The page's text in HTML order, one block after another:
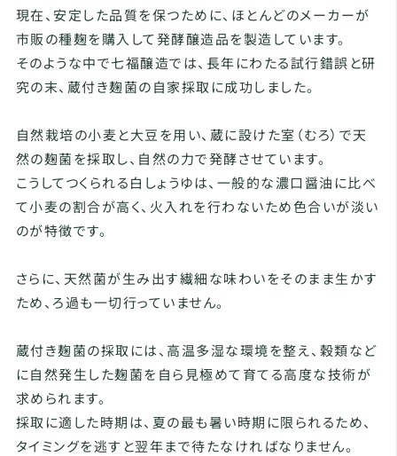
現在、安定した品質を保つために、ほとんどのメーカーが
市販の種麹を購入して発酵醸造品を製造しています。
そのような中で七福醸造では、長年にわたる試行錯誤と研
究の末、蔵付き麹菌の自家採取に成功しました。
自然栽培の小麦と大豆を用い、蔵に設けた室（むろ）で天
然の麹菌を採取し、自然の力で発酵させています。
こうしてつくられる白しょうゆは、一般的な濃口醤油に比べ
て小麦の割合が高く、火入れを行わないため色合いが淡い
のが特徴です。
さらに、天然菌が生み出す繊細な味わいをそのまま生かす
ため、ろ過も一切行っていません。
蔵付き麹菌の採取には、高温多湿な環境を整え、穀類など
に自然発生した麹菌を自ら見極めて育てる高度な技術が
求められます。
採取に適した時期は、夏の最も暑い時期に限られるため、
タイミングを逃すと翌年まで待たなければなりません。